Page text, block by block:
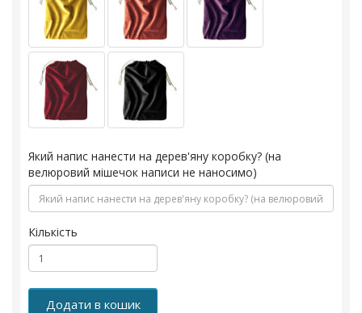
Який напис нанести на дерев'яну коробку? (на
велюровий мішечок написи не наносимо)
Кількість
Додати в кошик